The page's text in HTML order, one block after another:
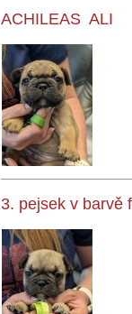
ACHILEAS ALI
3. pejsek v barvě